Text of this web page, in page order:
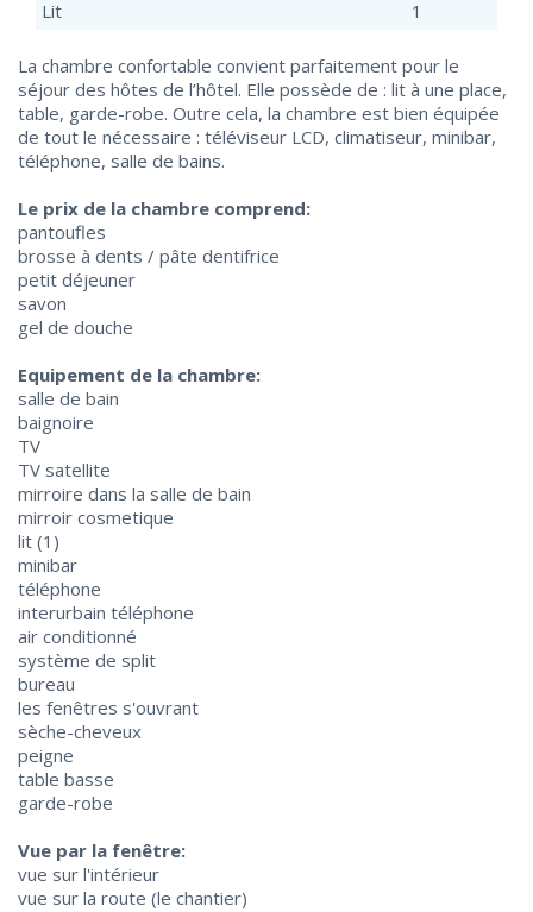
Lit
1
La chambre confortable convient parfaitement pour le
séjour des hôtes de l’hôtel. Elle possède de : lit à une place,
table, garde-robe. Outre cela, la chambre est bien équipée
de tout le nécessaire : téléviseur LCD, climatiseur, minibar,
téléphone, salle de bains.
Le prix de la chambre comprend:
pantoufles
brosse à dents / pâte dentifrice
petit déjeuner
savon
gel de douche
Equipement de la chambre:
salle de bain
baignoire
TV
TV satellite
mirroire dans la salle de bain
mirroir cosmetique
lit (1)
minibar
téléphone
interurbain téléphone
air conditionné
système de split
bureau
les fenêtres s'ouvrant
sèche-cheveux
peigne
table basse
garde-robe
Vue par la fenêtre:
vue sur l'intérieur
vue sur la route (le chantier)